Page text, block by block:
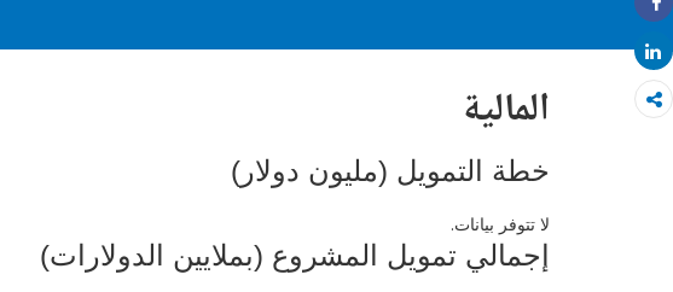
Share
Share
المالية
خطة التمويل (مليون دولار)
لا تتوفر بيانات.
إجمالي تمويل المشروع (بملايين الدولارات)